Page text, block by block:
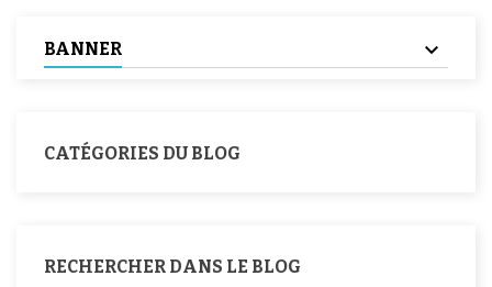
BANNER
CATÉGORIES DU BLOG
RECHERCHER DANS LE BLOG